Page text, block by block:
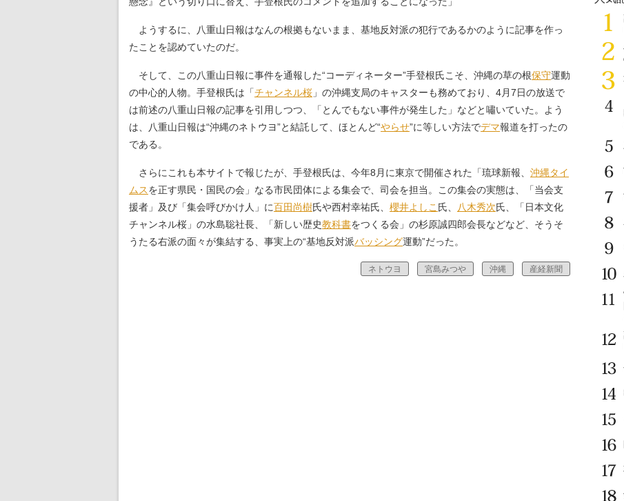
ようするに、八重山日報はなんの根拠もないまま、基地反対派の犯行であるかのように記事を作っ
たことを認めていたのだ。
そして、この八重山日報に事件を通報した“コーディネーター”手登根氏こそ、沖縄の草の根保守運動
の中心的人物。手登根氏は「チャンネル桜 」の沖縄支局のキャスターも務めており、4月7日の放送で
は前述の八重山日報の記事を引用しつつ、「とんでもない事件が発生した」などと嘯いていた。よう
は、八重山日報は“沖縄のネトウヨ”と結託して、ほとんど“やらせ”に等しい方法でデマ報道を打ったの
である。
さらにこれも本サイトで報じたが、手登根氏は、今年8月に東京で開催された「琉球新報、 沖縄タイ
ムスを正す県民・国民の会」なる市民団体による集会で、司会を担当。この集会の実態は、「当会支
援者」及び「集会呼びかけ人」に百田尚樹氏や西村幸祐氏、 櫻井よしこ 氏、 八木秀次氏、「日本文化
チャンネル桜」の水島聡社長、「新しい歴史教科書をつくる会」の杉原誠四郎会長などなど、そうそ
うたる右派の面々が集結する、事実上の“基地反対派バッシング運動”だった。
ネトウヨ 宮島みつや 沖縄 産経新聞